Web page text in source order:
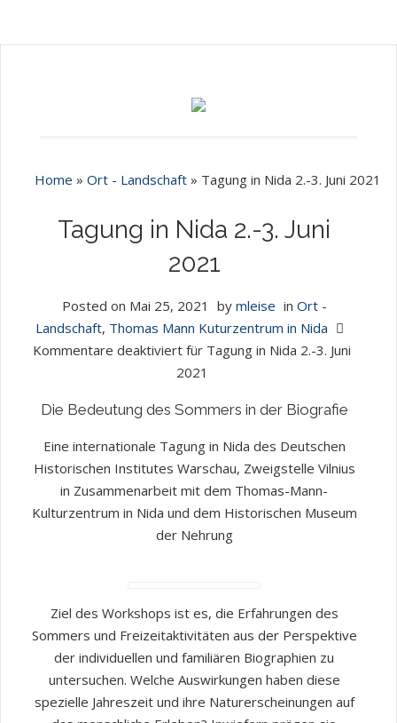
Home » Ort - Landschaft» Tagung in Nida 2.-3. Juni 2021
Tagung in Nida 2.-3. Juni
2021
Posted on Mai 25, 2021 by mleise in Ort -
Landschaft, Thomas Mann Kuturzentrum in Nida
Kommentare deaktiviert für Tagung in Nida 2.-3. Juni
2021
Die Bedeutung des Sommers in der Biografie
Eine internationale Tagung in Nida des Deutschen
Historischen Institutes Warschau, Zweigstelle Vilnius
in Zusammenarbeit mit dem Thomas-Mann-
Kulturzentrum in Nida und dem Historischen Museum
der Nehrung
Ziel des Workshops ist es, die Erfahrungen des
Sommers und Freizeitaktivitäten aus der Perspektive
der individuellen und familiären Biographien zu
untersuchen. Welche Auswirkungen haben diese
spezielle Jahreszeit und ihre Naturerscheinungen auf